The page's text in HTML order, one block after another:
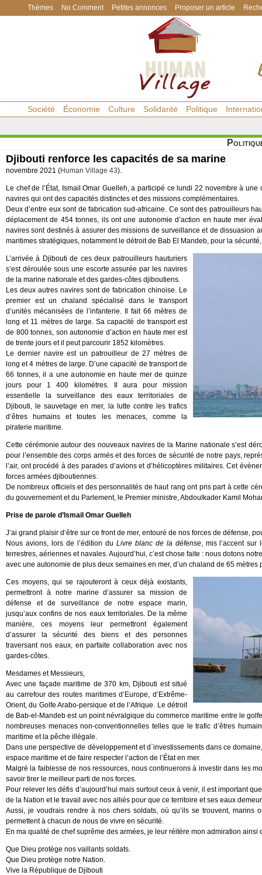
Thèmes No Comment Petites annonces Proposer un article
Société Économie Culture Solidarité Politique
Djibouti renforce les capacités de sa marine
novembre 2021 (Human Village 43).
Le chef de l’État, Ismail Omar Guelleh, a participé ce lundi 22 novembre à
navires qui ont des capacités distinctes et des missions complémentaires.
Deux d’entre eux sont de fabrication sud-africaine. Ce sont des patrouilleurs
déplacement de 454 tonnes, ils ont une autonomie d’action en haute mer
navires sont destinés à assurer des missions de surveillance et de dissuasion
maritimes stratégiques, notamment le détroit de Bab El Mandeb, pour la
L’arrivée à Djibouti de ces deux patrouilleurs hauturiers
s’est déroulée sous une escorte assurée par les navires
de la marine nationale et des gardes-côtes djiboutiens.
Les deux autres navires sont de fabrication chinoise. Le
premier est un chaland spécialisé dans le transport
d’unités mécanisées de l’infanterie. Il fait 66 mètres de
long et 11 mètres de large. Sa capacité de transport est
de 800 tonnes, son autonomie d’action en haute mer est
de trente jours et il peut parcourir 1852 kilomètres.
Le dernier navire est un patrouilleur de 27 mètres de
long et 4 mètres de large. D’une capacité de transport de
66 tonnes, il a une autonomie en haute mer de quinze
jours pour 1 400 kilomètres. Il aura pour mission
essentielle la surveillance des eaux territoriales de
Djibouti, le sauvetage en mer, la lutte contre les trafics
d’êtres humains et toutes les menaces, comme la
piraterie maritime.
Cette cérémonie autour des nouveaux navires de la Marine nationale s’est
pour l’ensemble des corps armés et des forces de sécurité de notre pays,
l’air, ont procédé à des parades d’avions et d’hélicoptères militaires. Cet
forces armées djiboutiennes.
De nombreux officiels et des personnalités de haut rang ont pris part à cette
du gouvernement et du Parlement, le Premier ministre, Abdoulkader Kamil
Prise de parole d’Ismail Omar Guelleh
J’ai grand plaisir d’être sur ce front de mer, entouré de nos forces de défense,
Nous avions, lors de l’édition du Livre blanc de la défense, mis l’accent sur
terrestres, aériennes et navales. Aujourd’hui, c’est chose faite : nous dotons
avec une autonomie de plus deux semaines en mer, d’un chaland de 65
Ces moyens, qui se rajouteront à ceux déjà existants,
permettront à notre marine d’assurer sa mission de
défense et de surveillance de notre espace marin,
jusqu’aux confins de nos eaux territoriales. De la même
manière, ces moyens leur permettront également
d’assurer la sécurité des biens et des personnes
traversant nos eaux, en parfaite collaboration avec nos
gardes-côtes.
Mesdames et Messieurs,
Avec une façade maritime de 370 km, Djibouti est situé
au carrefour des routes maritimes d’Europe, d’Extrême-
Orient, du Golfe Arabo-persique et de l’Afrique. Le détroit
de Bab-el-Mandeb est un point névralgique du commerce maritime entre le
nombreuses menaces non-conventionnelles telles que le trafic d’êtres
maritime et la pêche illégale.
Dans une perspective de développement et d`investissements dans ce
espace maritime et de faire respecter l’action de l’État en mer.
Malgré la faiblesse de nos ressources, nous continuerons à investir dans les
savoir tirer le meilleur parti de nos forces.
Pour relever les défis d’aujourd’hui mais surtout ceux à venir, il est important
de la Nation et le travail avec nos alliés pour que ce territoire et ses eaux
Aussi, je voudrais rendre à nos chers soldats, où qu’ils se trouvent,
permettent à chacun de nous de vivre en sécurité.
En ma qualité de chef suprême des armées, je leur réitère mon admiration ainsi
Que Dieu protège nos vaillants soldats.
Que Dieu protège notre Nation.
Vive la République de Djibouti